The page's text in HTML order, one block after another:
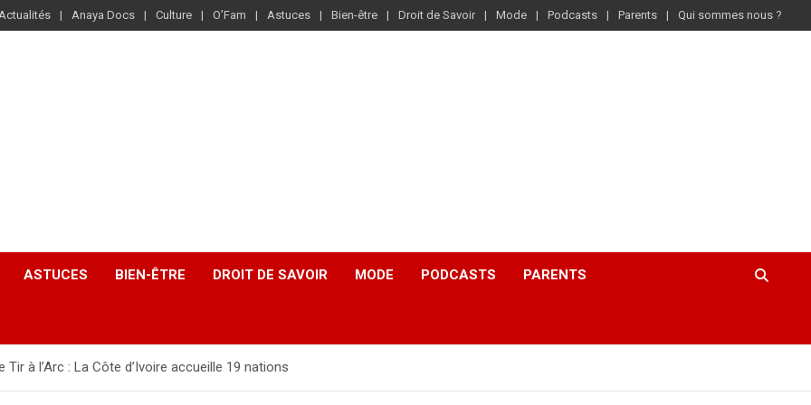
Anaya Docs Culture O’Fam Astuces Bien-être Droit de Savoir Mode Podcasts Parents Qui sommes nous ?
ASTUCES BIEN-ÊTRE DROIT DE SAVOIR MODE PODCASTS PARENTS
Tir à l’Arc : La Côte d’Ivoire accueille 19 nations